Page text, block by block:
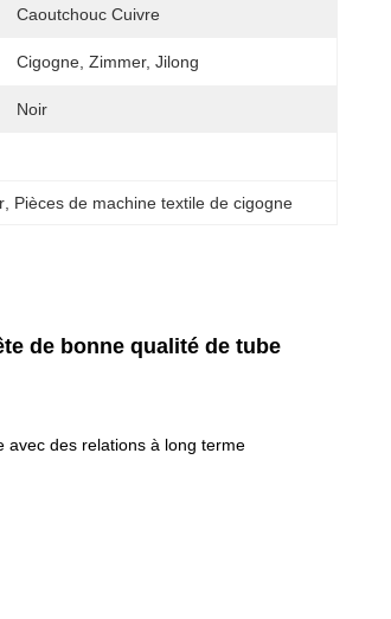
Caoutchouc Cuivre
Cigogne, Zimmer, Jilong
Noir
, Pièces de machine textile de cigogne
de bonne qualité de tube
avec des relations à long terme